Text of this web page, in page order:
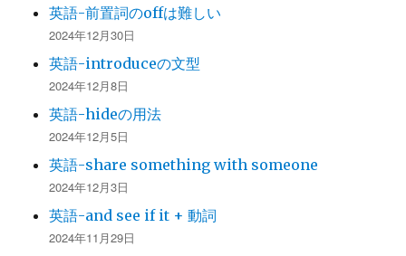
英語-前置詞のoffは難しい
2024年12月30日
英語-introduceの文型
2024年12月8日
英語-hideの用法
2024年12月5日
英語-share something with someone
2024年12月3日
英語-and see if it + 動詞
2024年11月29日